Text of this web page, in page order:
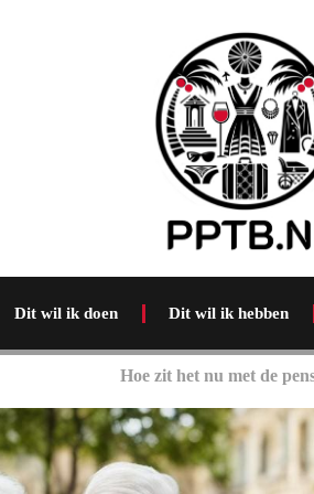
Dit wil ik doen Dit wil ik hebben
Hoe zit het nu met de